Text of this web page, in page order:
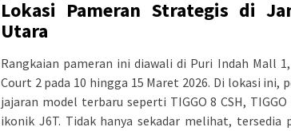
Lokasi Pameran Strategis di
Utara
Rangkaian pameran ini diawali di Puri Indah Mall
Court 2 pada 10 hingga 15 Maret 2026. Di lokasi ini,
jajaran model terbaru seperti TIGGO 8 CSH,
ikonik J6T. Tidak hanya sekadar melihat,